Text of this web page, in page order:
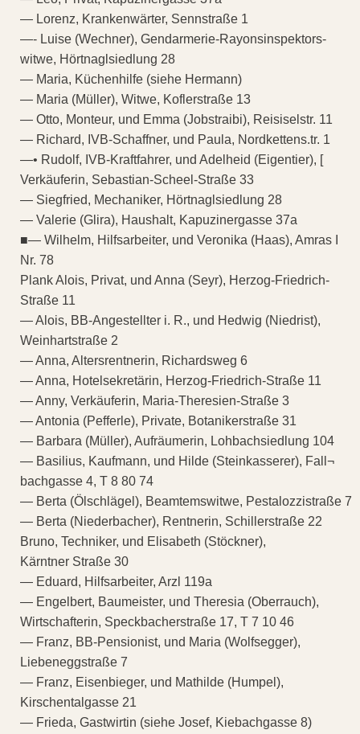
— Lorenz, Krankenwärter, Sennstraße 1
—- Luise (Wechner), Gendarmerie-Rayonsinspektors-
witwe, Hörtnaglsiedlung 28
— Maria, Küchenhilfe (siehe Hermann)
— Maria (Müller), Witwe, Koflerstraße 13
— Otto, Monteur, und Emma (Jobstraibi), Reisiselstr. 11
— Richard, IVB-Schaffner, und Paula, Nordkettens.tr. 1
—• Rudolf, IVB-Kraftfahrer, und Adelheid (Eigentier), [
Verkäuferin, Sebastian-Scheel-Straße 33
— Siegfried, Mechaniker, Hörtnaglsiedlung 28
— Valerie (Glira), Haushalt, Kapuzinergasse 37a
■— Wilhelm, Hilfsarbeiter, und Veronika (Haas), Amras I
Nr. 78
Plank Alois, Privat, und Anna (Seyr), Herzog-Friedrich-
Straße 11
— Alois, BB-Angestellter i. R., und Hedwig (Niedrist),
Weinhartstraße 2
— Anna, Altersrentnerin, Richardsweg 6
— Anna, Hotelsekretärin, Herzog-Friedrich-Straße 11
— Anny, Verkäuferin, Maria-Theresien-Straße 3
— Antonia (Pefferle), Private, Botanikerstraße 31
— Barbara (Müller), Aufräumerin, Lohbachsiedlung 104
— Basilius, Kaufmann, und Hilde (Steinkasserer), Fall¬
bachgasse 4, T 8 80 74
— Berta (Ölschlägel), Beamtemswitwe, Pestalozzistraße 7
— Berta (Niederbacher), Rentnerin, Schillerstraße 22
Bruno, Techniker, und Elisabeth (Stöckner),
Kärntner Straße 30
— Eduard, Hilfsarbeiter, Arzl 119a
— Engelbert, Baumeister, und Theresia (Oberrauch),
Wirtschafterin, Speckbacherstraße 17, T 7 10 46
— Franz, BB-Pensionist, und Maria (Wolfsegger),
Liebeneggstraße 7
— Franz, Eisenbieger, und Mathilde (Humpel),
Kirschentalgasse 21
— Frieda, Gastwirtin (siehe Josef, Kiebachgasse 8)